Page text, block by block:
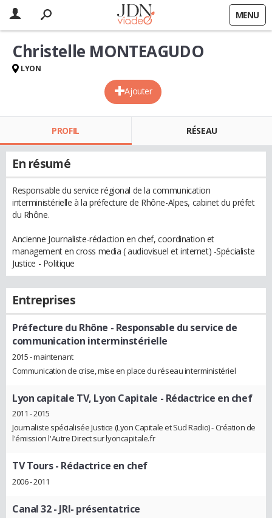
MENU
Ajouter
Christelle MONTEAGUDO
LYON
PROFIL RÉSEAU
En résumé
Responsable du service régional de la communication
interministérielle à la préfecture de Rhône-Alpes, cabinet du préfet
du Rhône.
Ancienne Journaliste-rédaction en chef, coordination et
management en cross media ( audiovisuel et internet) -Spécialiste
Justice - Politique
Entreprises
Préfecture du Rhône - Responsable du service de
communication interminstérielle
2015 - maintenant
Communication de crise, mise en place du réseau interministériel
Lyon capitale TV, Lyon Capitale - Rédactrice en chef
2011 - 2015
Journaliste spécialisée Justice (Lyon Capitale et Sud Radio) - Création de
l'émission l'Autre Direct sur lyoncapitale.fr
TV Tours- Rédactrice en chef
2006 - 2011
Canal 32- JRI- présentatrice